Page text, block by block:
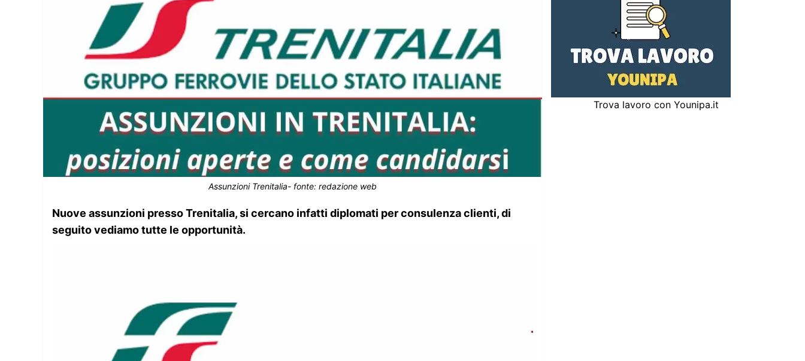
Assunzioni Trenitalia- fonte: redazione web
Nuove assunzioni presso Trenitalia, si cercano infatti diplomati per consulenza clienti, di
seguito vediamo tutte le opportunità.
Trova lavoro con Younipa.it